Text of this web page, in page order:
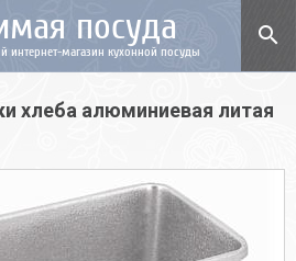
посуда
интернет-магазин кухонной посуды
search
хлеба алюминиевая литая